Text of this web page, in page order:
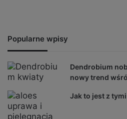
Popularne wpisy
Dendrobium
nowy trend
Jak to jest z